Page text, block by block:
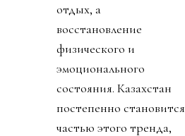
отдых, а
восстановление
физического и
эмоционального
состояния. Казахстан
постепенно становится
частью этого тренда,